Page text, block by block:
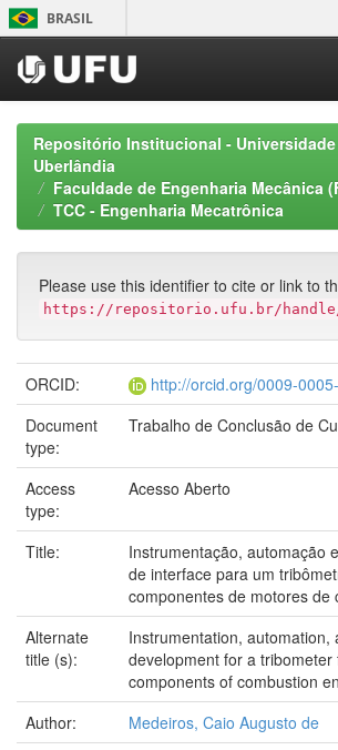
Skip
navigation
BRASIL
Acesso
Repositório Institucional -
Uberlândia
Faculdade de Engenharia Mecânica
TCC - Engenharia Mecatrônica
Please use this identifier to cite or link to
https://repositorio.ufu.br/handle/
ORCID:
http://orcid.org/0009-
Document
type:
Trabalho de Conclusão de
Access
type:
Acesso Aberto
Title:
Instrumentação, automação
de interface para um
componentes de motores de
Alternate
title (s):
Instrumentation, automation,
development for a tribometer
components of combustion
Author:
Medeiros, Caio Augusto de